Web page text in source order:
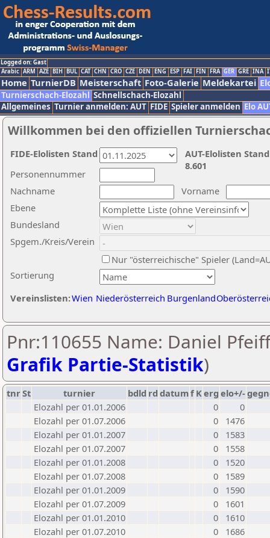
Logged on: Gast
Arabic ARM AZE BIH BUL CAT CHN CRO CZE DEN ENG ESP FAI FIN FRA GER GRE INA
Home TurnierDB Meisterschaft Foto-Galerie Meldekartei
Turnierschach-Elozahl Schnellschach-Elozahl
Allgemeines Turnier anmelden: AUT FIDE Spieler anmelden Elo
Willkommen bei den offiziellen
Nachname
Vorname
Ebene
Sortierung
Personennummer
Bundesland
Spgem./Kreis/Verein
Nur "österreichische" Spieler
Vereinslisten:Wien Niederösterreich Burgenland
AUT-Elolisten
8.601
FIDE-Elolisten Stand
Pnr:110655 Name: Daniel
Grafik Partie-Statistik)
tnrSt turnier bdld rd datumf Kerg elo+/-
Elozahl per 01.01.2006
0
0
Elozahl per 01.07.2006
0
1476
Elozahl per 01.01.2007
0
1583
Elozahl per 01.07.2007
0
1558
Elozahl per 01.01.2008
0
1520
Elozahl per 01.07.2008
0
1589
Elozahl per 01.01.2009
0
1590
Elozahl per 01.07.2009
0
1601
Elozahl per 01.01.2010
0
1610
Elozahl per 01.07.2010
0
1686